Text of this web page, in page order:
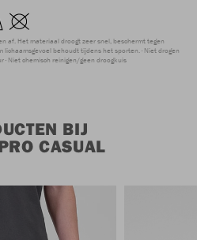
af. Het materiaal droogt zeer snel, beschermt tegen
lichaamsgevoel behoudt tijdens het sporten. Niet drogen
Niet chemisch reinigen/geen droogkuis
BIJ
CASUAL